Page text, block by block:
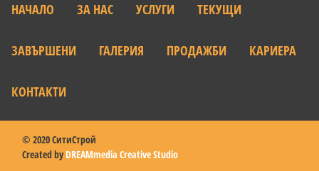
НАЧАЛО ЗА НАС УСЛУГИ ТЕКУЩИ
ЗАВЪРШЕНИ ГАЛЕРИЯ ПРОДАЖБИ КАРИЕРА
КОНТАКТИ
© 2020 СитиСтрой
Created byDREAMmedia Creative Studio